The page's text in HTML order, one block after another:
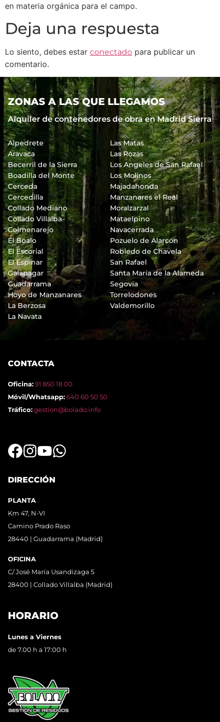
en materia orgánica para el campo.
Deja una respuesta
Lo siento, debes estar conectado para publicar un
comentario.
ZONAS A LAS QUE LLEGAMOS
Alquiler de contenedores de obra en Madrid Sierra
Alpedrete
Aravaca
Becerril de la Sierra
Boadilla del Monte
Cerceda
Cercedilla
Collado Mediano
Collado Villalba
Colmenarejo
El Boalo
El Escorial
El Espinar
Galapagar
Guadarrama
Hoyo de Manzanares
La Berzosa
La Navata
Las Matas
Las Rozas
Los Angeles de San Rafael
Los Molinos
Majadahonda
Manzanares el Real
Moralzarzal
Mataelpino
Navacerrada
Pozuelo de Alarcón
Robledo de Chavela
San Rafael
Santa María de la Alameda
Segovia
Torrelodones
Valdemorillo
CONTACTA
Oficina:91 850 18 00
Móvil/Whatsapp:640 60 50 50
Tráfico:gestion@bolado.info
DIRECCIÓN
PLANTA
Km 47, N-VI
Camino Prado Raso
28440 | Guadarrama (Madrid)
OFICINA
C/ José María Usandizaga 5
28400 | Collado Villalba (Madrid)
HORARIO
Lunes a Viernes
de 7.00 h a 17:00 h